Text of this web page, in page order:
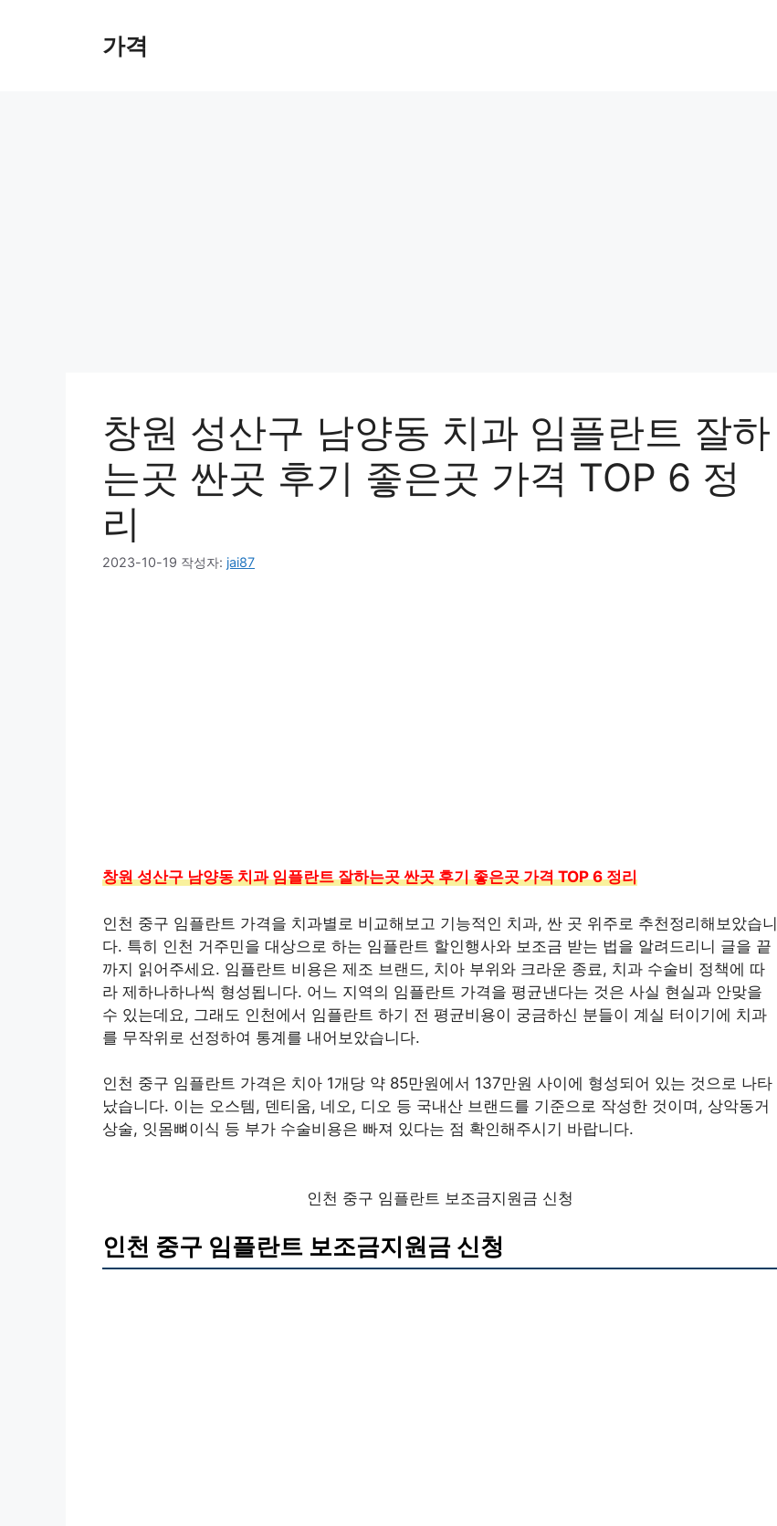
가격
창원 성산구 남양동 치과 임플란트 잘하
는곳 싼곳 후기 좋은곳 가격 TOP 6 정
리
2023-10-19 작성자: jai87
창원 성산구 남양동 치과 임플란트 잘하는곳 싼곳 후기 좋은곳 가격 TOP 6 정리
인천 중구 임플란트 가격을 치과별로 비교해보고 기능적인 치과, 싼 곳 위주로 추천정리해보았습니
다. 특히 인천 거주민을 대상으로 하는 임플란트 할인행사와 보조금 받는 법을 알려드리니 글을 끝
까지 읽어주세요. 임플란트 비용은 제조 브랜드, 치아 부위와 크라운 종료, 치과 수술비 정책에 따
라 제하나하나씩 형성됩니다. 어느 지역의 임플란트 가격을 평균낸다는 것은 사실 현실과 안맞을
수 있는데요, 그래도 인천에서 임플란트 하기 전 평균비용이 궁금하신 분들이 계실 터이기에 치과
를 무작위로 선정하여 통계를 내어보았습니다.
인천 중구 임플란트 가격은 치아 1개당 약 85만원에서 137만원 사이에 형성되어 있는 것으로 나타
났습니다. 이는 오스템, 덴티움, 네오, 디오 등 국내산 브랜드를 기준으로 작성한 것이며, 상악동거
상술, 잇몸뼈이식 등 부가 수술비용은 빠져 있다는 점 확인해주시기 바랍니다.
인천 중구 임플란트 보조금지원금 신청
인천 중구 임플란트 보조금지원금 신청